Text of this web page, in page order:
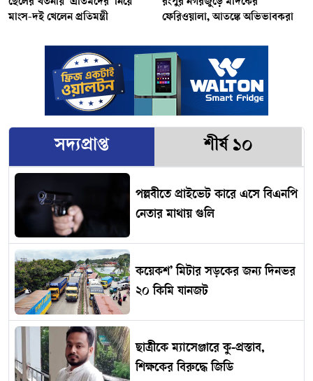
মাংস-দই খেলেন প্রতিমন্ত্রী
ফেরিওয়ালা, আতঙ্কে অভিভাবকরা
সদ্যপ্রাপ্ত শীর্ষ ১০
পল্লবীতে প্রাইভেট কারে এসে বিএনপি
নেতার মাথায় গুলি
কয়েকশ’ মিটার সড়কের জন্য দিনভর
২০ কিমি যানজট
ছাত্রীকে ম্যাসেঞ্জারে কু-প্রস্তাব,
শিক্ষকের বিরুদ্ধে জিডি